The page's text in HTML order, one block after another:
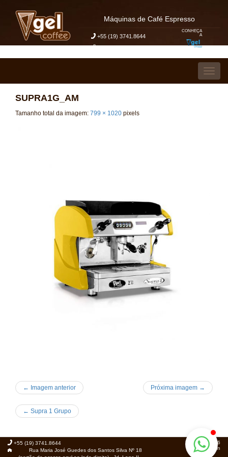
Máquinas de Café Espresso
+55 (19) 3741.8644
Meu Pedido de Orçamento
CONHEÇA
A
SUPRA1G_AM
Tamanho total da imagem: 799 × 1020 pixels
← Imagem anterior Próxima imagem →
← Supra 1 Grupo
+55 (19) 3741.8644
Rua Maria José Guedes dos Santos Silva Nº 18
© 2026
Foca.in